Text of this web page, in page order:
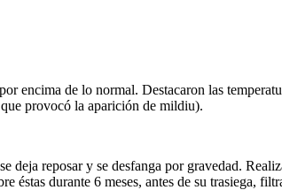
encima de lo normal. Destacaron las
provocó la aparición de mildiu).
reposar y se desfanga por gravedad.
éstas durante 6 meses, antes de su trasiega,